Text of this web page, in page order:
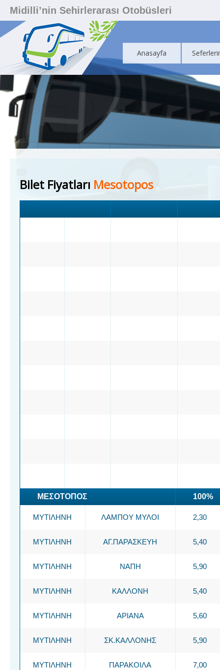
Midilli’nin Sehirlerarası Otobüsleri
Anasayfa
Bilet Fiyatları Mesotopos
ΜΕΣΟΤΟΠΟΣ 100%
ΜΥΤΙΛΗΝΗ ΛΑΜΠΟΥ ΜΥΛΟΙ 2,30
ΜΥΤΙΛΗΝΗ ΑΓ.ΠΑΡΑΣΚΕΥΗ 5,40
ΜΥΤΙΛΗΝΗ ΝΑΠΗ 5,90
ΜΥΤΙΛΗΝΗ ΚΑΛΛΟΝΗ 5,40
ΜΥΤΙΛΗΝΗ ΑΡΙΑΝΑ 5,60
ΜΥΤΙΛΗΝΗ ΣΚ.ΚΑΛΛΟΝΗΣ 5,90
ΜΥΤΙΛΗΝΗ ΠΑΡΑΚΟΙΛΑ 7,00